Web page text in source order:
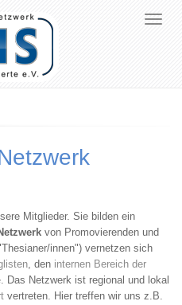
Mitglieder. Sie bilden ein
von Promovierenden und
innen") vernetzen sich
, den internen Bereich der
. Das Netzwerk ist regional und lokal
vertreten. Hier treffen wir uns z.B.